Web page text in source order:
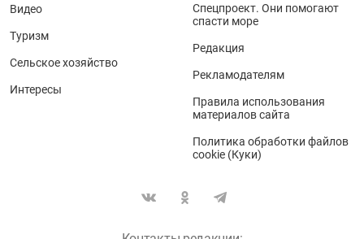
Видео
Туризм
Сельское хозяйство
Интересы
Спецпроект. Они помогают
спасти море
Редакция
Рекламодателям
Правила использования
материалов сайта
Политика обработки файлов
cookie (Куки)